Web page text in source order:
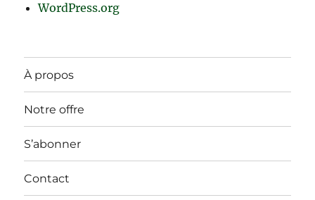
WordPress.org
À propos
Notre offre
S’abonner
Contact